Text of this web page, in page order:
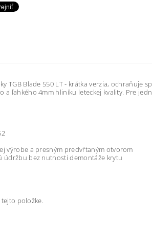
TGB Blade 550 LT - krátka verzia, ochraňuje
a ľahkého 4mm hliníku leteckej kvality. Pre
výrobe a presným predvŕtaným otvorom
bez nutnosti demontáže krytu
položke.